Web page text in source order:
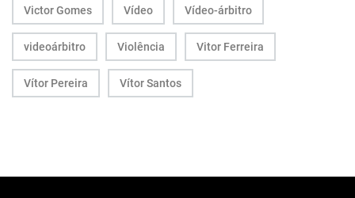
Victor Gomes Vídeo Vídeo-árbitro
videoárbitro Violência Vitor Ferreira
Vítor Pereira Vítor Santos